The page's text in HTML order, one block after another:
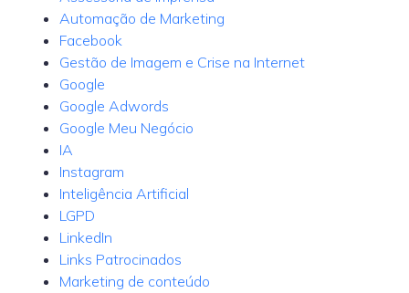
Automação de Marketing
Facebook
Gestão de Imagem e Crise na Internet
Google
Google Adwords
Google Meu Negócio
IA
Instagram
Inteligência Artificial
LGPD
LinkedIn
Links Patrocinados
Marketing de conteúdo